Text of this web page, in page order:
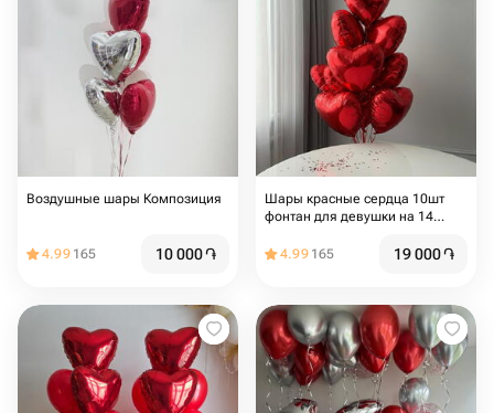
Воздушные шары Композиция
4.99 165 10 000֏
Шары красные сердца 10шт
фонтан для девушки на 14
4.99 165 19 000֏